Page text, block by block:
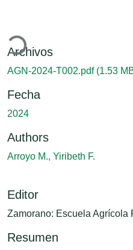
Archivos
AGN-2024-T002.pdf (1.53
Fecha
2024
Authors
Arroyo M., Yiribeth F.
Editor
Zamorano: Escuela Agrícola
Resumen